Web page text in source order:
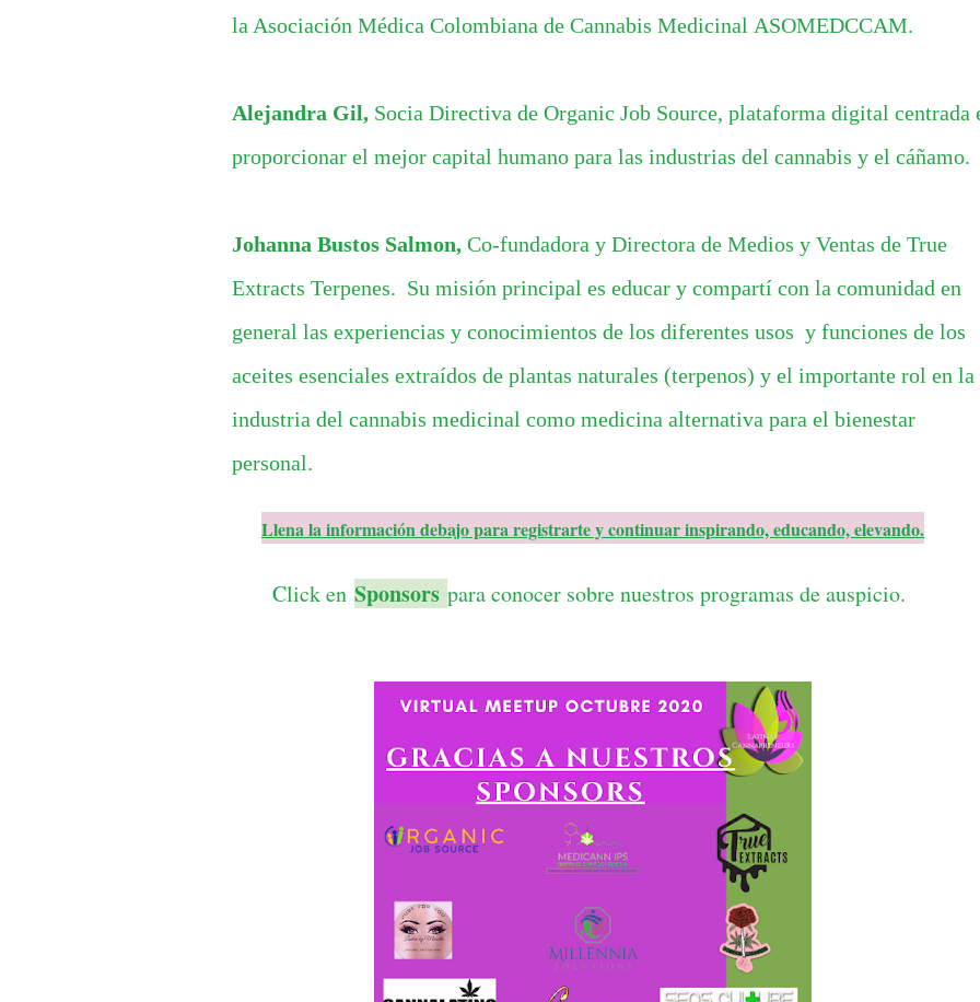
la Asociación Médica Colombiana de Cannabis Medicinal ASOMEDCCAM.
Alejandra Gil, Socia Directiva de Organic Job Source, plataforma digital centrada
proporcionar el mejor capital humano para las industrias del cannabis y el cáñamo.
Johanna Bustos Salmon, Co-fundadora y Directora de Medios y Ventas de True
Extracts Terpenes. Su misión principal es educar y compartí con la comunidad en
general las experiencias y conocimientos de los diferentes usos y funciones de los
aceites esenciales extraídos de plantas naturales (terpenos) y el importante rol en la
industria del cannabis medicinal como medicina alternativa para el bienestar
personal.
Llena la información debajo para registrarte y continuar inspirando, educando, elevando.
Click en Sponsors para conocer sobre nuestros programas de auspicio.